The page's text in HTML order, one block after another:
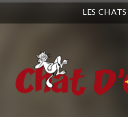
LES CHATS